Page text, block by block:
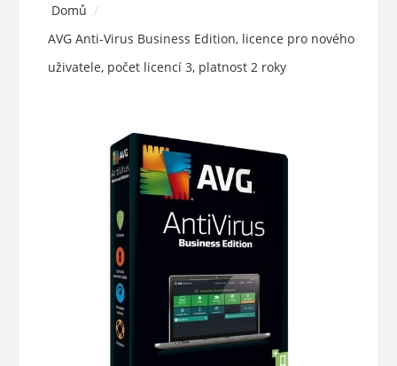
Domů /
AVG Anti-Virus Business Edition, licence pro nového
uživatele, počet licencí 3, platnost 2 roky